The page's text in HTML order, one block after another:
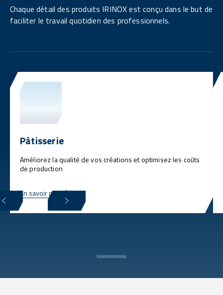
Chaque détail des produits IRINOX est conçu dans le but de
faciliter le travail quotidien des professionnels.
Pâtisserie
Améliorez la qualité de vos créations et optimisez les coûts
de production
En savoir plus